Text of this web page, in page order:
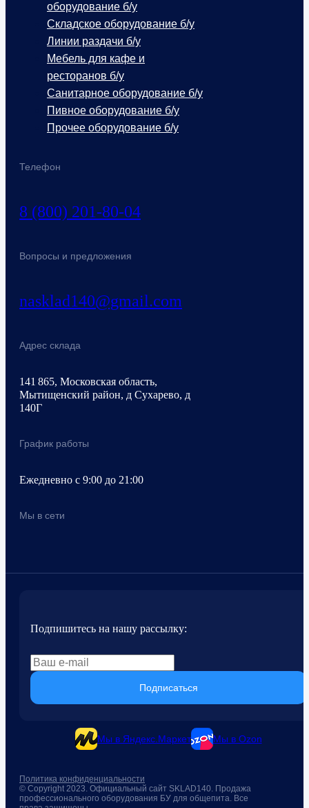
Телефон
8 (800) 201-80-04
Вопросы и предложения
nasklad140@gmail.com
Адрес склада
141 865, Московская область,
Мытищенский район, д Сухарево, д
140Г
График работы
Ежедневно с 9:00 до 21:00
Мы в сети
оборудование б/у
Складское оборудование б/у
Линии раздачи б/у
Мебель для кафе и
ресторанов б/у
Санитарное оборудование б/у
Пивное оборудование б/у
Прочее оборудование б/у
Подпишитесь на нашу рассылку:
Подписаться
Мы в Яндекс.Маркет Мы в Ozon
© Copyright 2023. Официальный сайт SKLAD140. Продажа
профессионального оборудования БУ для общепита. Все
Политика конфиденциальности